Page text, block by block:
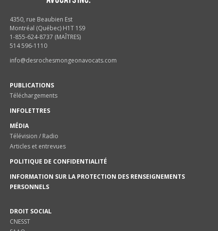
4350, rue Beaubien Est
Montréal (Québec) H1T 1S9
1-855-624-8737 (MAÎTRES)
514 596-1110
info@desrochesmongeonavocats.com
PUBLICATIONS
Téléchargements
INFOLETTRES
MÉDIA
Télévision / Radio
Articles et entrevues
POLITIQUE DE CONFIDENTIALITÉ
INFORMATION SUR LA PROTECTION DES RENSEIGNEMENTS
PERSONNELS
DROIT SOCIAL
CNESST